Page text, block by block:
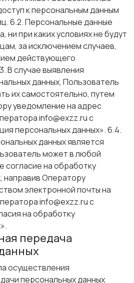
к персональным данным
6.2. Персональные данные
ни при каких условиях не будут
за исключением случаев,
действующего
В случае выявления
данных, Пользователь
их самостоятельно, путем
уведомление на адрес
info@exzz.ru с
персональных данных». 6.4.
данных является
может в любой
согласие на обработку
направив Оператору
электронной почты на
info@exzz.ru с
на обработку
передача
осуществления
персональных данных